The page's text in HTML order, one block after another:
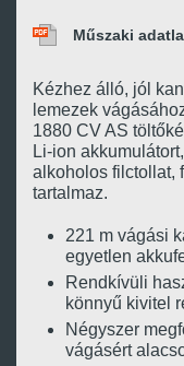
Műszaki
Kézhez álló, jól
lemezek
1880 CV AS
Li-ion
alkoholos filctollat,
tartalmaz.
221 m vágási
egyetlen
Rendkívüli
könnyű kivitel
Négyszer
vágásért